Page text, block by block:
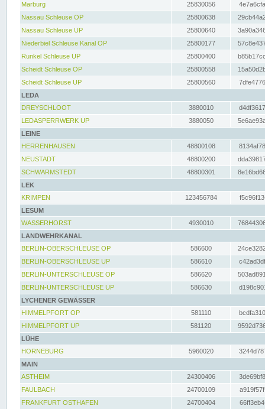
Marburg
25830056
Nassau Schleuse OP
25800638
Nassau Schleuse UP
25800640
Niederbiel Schleuse Kanal OP
25800177
Runkel Schleuse UP
25800400
Scheidt Schleuse OP
25800558
Scheidt Schleuse UP
25800560
LEDA
DREYSCHLOOT
3880010
LEDASPERRWERK UP
3880050
LEINE
HERRENHAUSEN
48800108
NEUSTADT
48800200
SCHWARMSTEDT
48800301
LEK
KRIMPEN
123456784
LESUM
WASSERHORST
4930010
LANDWEHRKANAL
BERLIN-OBERSCHLEUSE OP
586600
BERLIN-OBERSCHLEUSE UP
586610
BERLIN-UNTERSCHLEUSE OP
586620
BERLIN-UNTERSCHLEUSE UP
586630
LYCHENER GEWÄSSER
HIMMELPFORT OP
581110
HIMMELPFORT UP
581120
LÜHE
HORNEBURG
5960020
MAIN
ASTHEIM
24300406
FAULBACH
24700109
FRANKFURT OSTHAFEN
24700404